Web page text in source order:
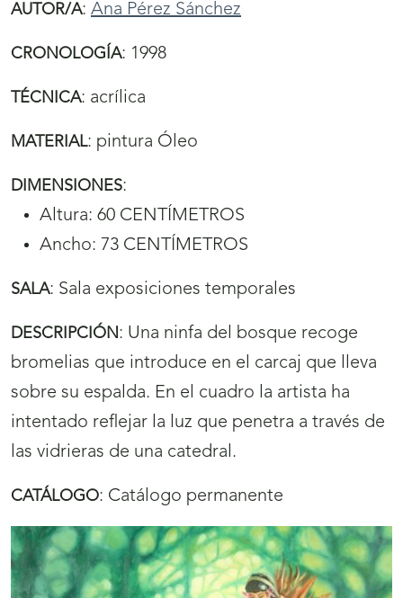
AUTOR/A: Ana Pérez Sánchez
CRONOLOGÍA: 1998
TÉCNICA: acrílica
MATERIAL: pintura Óleo
DIMENSIONES:
Altura: 60 CENTÍMETROS
Ancho: 73 CENTÍMETROS
SALA: Sala exposiciones temporales
DESCRIPCIÓN: Una ninfa del bosque recoge
bromelias que introduce en el carcaj que lleva
sobre su espalda. En el cuadro la artista ha
intentado reflejar la luz que penetra a través de
las vidrieras de una catedral.
CATÁLOGO: Catálogo permanente